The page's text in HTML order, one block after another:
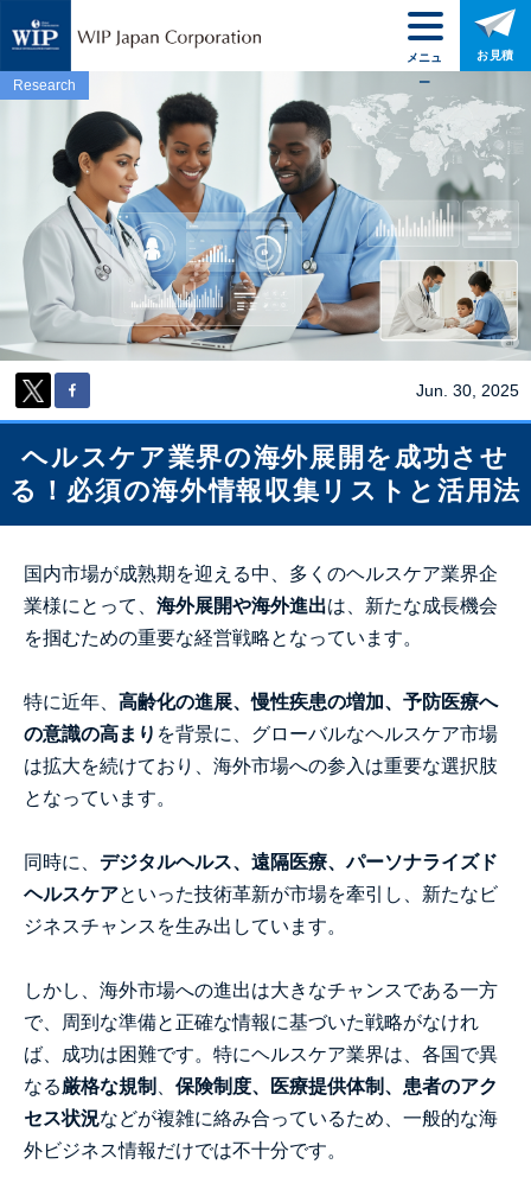
Research
Jun. 30, 2025
ヘルスケア業界の海外展開を成功させ
る！必須の海外情報収集リストと活用法
国内市場が成熟期を迎える中、多くのヘルスケア業界企
業様にとって、 海外展開や海外進出は、新たな成長機会
を掴むための重要な経営戦略となっています。
特に近年、 高齢化の進展、慢性疾患の増加、予防医療へ
の意識の高まり を背景に、グローバルなヘルスケア市場
は拡大を続けており、海外市場への参入は重要な選択肢
となっています。
同時に、 デジタルヘルス、遠隔医療、パーソナライズド
ヘルスケアといった技術革新が市場を牽引し、新たなビ
ジネスチャンスを生み出しています。
しかし、海外市場への進出は大きなチャンスである一方
で、周到な準備と正確な情報に基づいた戦略がなけれ
ば、成功は困難です。特にヘルスケア業界は、各国で異
なる厳格な規制
保険制度、医療提供体制、患者のアク
セス状況などが複雑に絡み合っているため、一般的な海
外ビジネス情報だけでは不十分です。
メニュ
ー
お見積